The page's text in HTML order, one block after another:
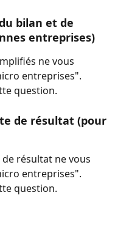
bilan et de
entreprises)
ne vous
entreprises".
question.
de résultat (pour
résultat ne vous
entreprises".
question.